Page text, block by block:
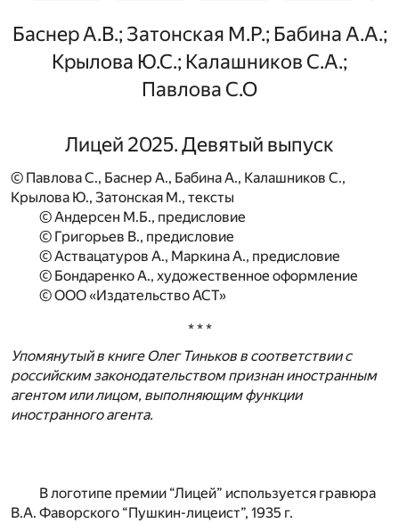
Баснер А.В.; Затонская М.Р.; Бабина А.А.;
Крылова Ю.С.; Калашников С.А.;
Павлова С.О
Лицей 2025. Девятый выпуск
© Павлова С., Баснер А., Бабина А., Калашников С.,
Крылова Ю., Затонская М., тексты
© Андерсен М.Б., предисловие
© Григорьев В., предисловие
© Аствацатуров А., Маркина А., предисловие
© Бондаренко А., художественное оформление
© ООО «Издательство АСТ»
* * *
Упомянутый в книге Олег Тиньков в соответствии с
российским законодательством признан иностранным
агентом или лицом, выполняющим функции
иностранного агента.
В логотипе премии “Лицей” используется гравюра
В.А. Фаворского “Пушкин-лицеист”, 1935 г.